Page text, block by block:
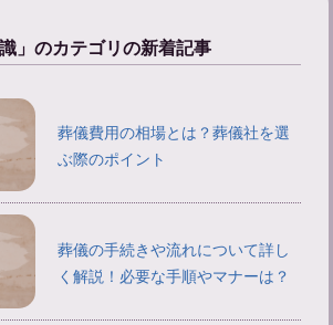
」のカテゴリの新着記事
葬儀費用の相場とは？葬儀社を選
ぶ際のポイント
葬儀の手続きや流れについて詳し
く解説！必要な手順やマナーは？